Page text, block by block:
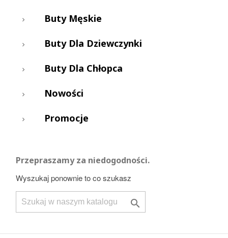
Buty Męskie
Buty Dla Dziewczynki
Buty Dla Chłopca
Nowości
Promocje
Przepraszamy za niedogodności.
Wyszukaj ponownie to co szukasz
